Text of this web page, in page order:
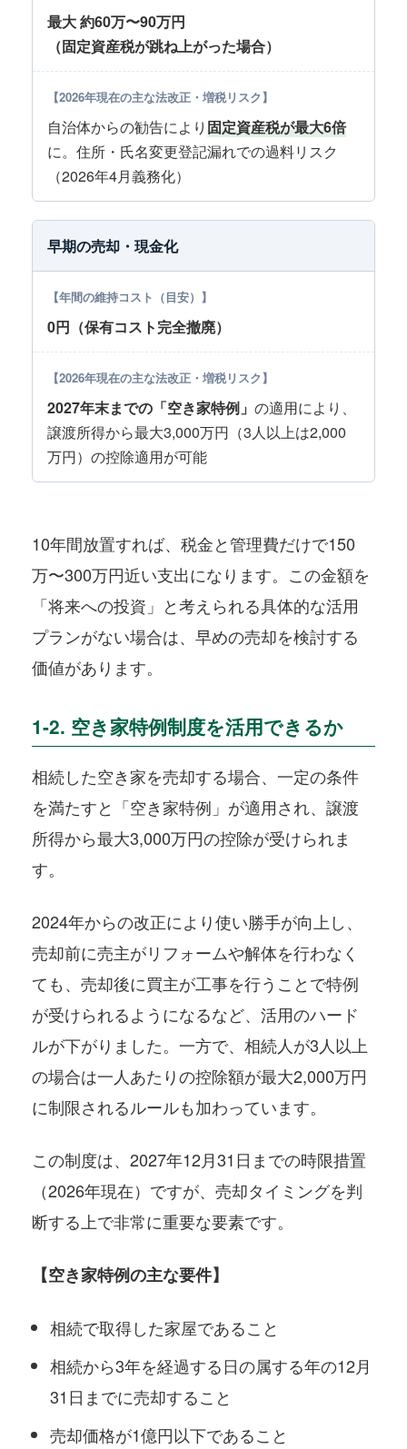
最大 約60万〜90万円
（固定資産税が跳ね上がった場合）
自治体からの勧告により固定資産税が最大6倍
に。住所・氏名変更登記漏れでの過料リスク
（2026年4月義務化）
早期の売却・現金化
0円（保有コスト完全撤廃）
2027年末までの「空き家特例」の適用により、
譲渡所得から最大3,000万円（3人以上は2,000
万円）の控除適用が可能
10年間放置すれば、税金と管理費だけで150
万〜300万円近い支出になります。この金額を
「将来への投資」と考えられる具体的な活用
プランがない場合は、早めの売却を検討する
価値があります。
1-2. 空き家特例制度を活用できるか
相続した空き家を売却する場合、一定の条件
を満たすと「空き家特例」が適用され、譲渡
所得から最大3,000万円の控除が受けられま
す。
2024年からの改正により使い勝手が向上し、
売却前に売主がリフォームや解体を行わなく
ても、売却後に買主が工事を行うことで特例
が受けられるようになるなど、活用のハード
ルが下がりました。一方で、相続人が3人以上
の場合は一人あたりの控除額が最大2,000万円
に制限されるルールも加わっています。
この制度は、2027年12月31日までの時限措置
（2026年現在）ですが、売却タイミングを判
断する上で非常に重要な要素です。
【空き家特例の主な要件】
相続で取得した家屋であること
相続から3年を経過する日の属する年の12月
31日までに売却すること
売却価格が1億円以下であること